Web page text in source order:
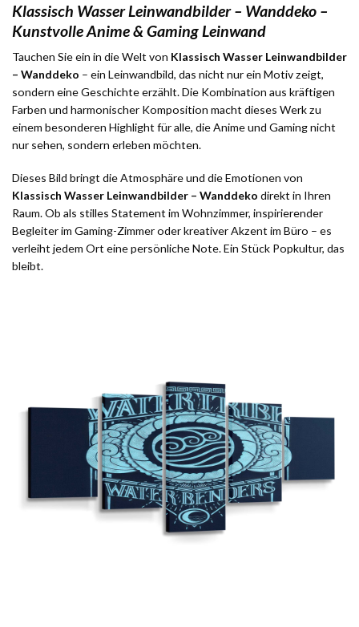
Klassisch Wasser Leinwandbilder – Wanddeko –
Kunstvolle Anime & Gaming Leinwand
Tauchen Sie ein in die Welt von Klassisch Wasser Leinwandbilder
– Wanddeko – ein Leinwandbild, das nicht nur ein Motiv zeigt,
sondern eine Geschichte erzählt. Die Kombination aus kräftigen
Farben und harmonischer Komposition macht dieses Werk zu
einem besonderen Highlight für alle, die Anime und Gaming nicht
nur sehen, sondern erleben möchten.
Dieses Bild bringt die Atmosphäre und die Emotionen von
Klassisch Wasser Leinwandbilder – Wanddeko direkt in Ihren
Raum. Ob als stilles Statement im Wohnzimmer, inspirierender
Begleiter im Gaming-Zimmer oder kreativer Akzent im Büro – es
verleiht jedem Ort eine persönliche Note. Ein Stück Popkultur, das
bleibt.